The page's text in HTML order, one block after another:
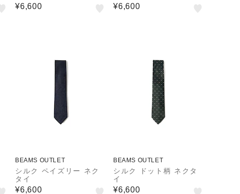
¥6,600 ¥6,600
BEAMS OUTLET
シルク ペイズリー ネク
タイ
¥6,600
BEAMS OUTLET
シルク ドット柄 ネクタ
イ
¥6,600